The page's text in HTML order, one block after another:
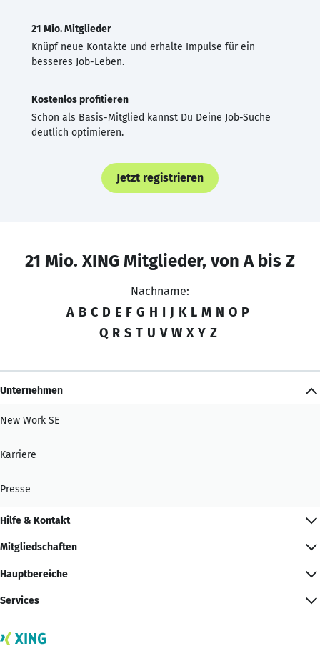
21 Mio. Mitglieder
Knüpf neue Kontakte und erhalte Impulse für ein
besseres Job-Leben.
Kostenlos profitieren
Schon als Basis-Mitglied kannst Du Deine Job-Suche
deutlich optimieren.
Jetzt registrieren
21 Mio. XING Mitglieder, von A bis Z
Nachname:
A B C D E F G H I J K L M N O P
Q R S T U V W X Y Z
Unternehmen
New Work SE
Karriere
Presse
Hilfe & Kontakt
Mitgliedschaften
Hauptbereiche
Services